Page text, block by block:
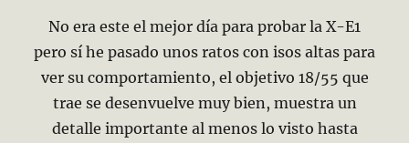
No era este el mejor día para probar la X-E1
pero sí he pasado unos ratos con isos altas para
ver su comportamiento, el objetivo 18/55 que
trae se desenvuelve muy bien, muestra un
detalle importante al menos lo visto hasta